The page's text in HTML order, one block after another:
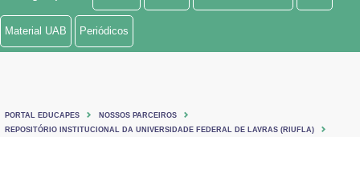
Ministério de Minas e Energia
Ministério do Turismo
Material UAB Periódicos
PORTAL EDUCAPES
NOSSOS PARCEIROS
REPOSITÓRIO INSTITUCIONAL DA UNIVERSIDADE FEDERAL DE LAVRAS (RIUFLA)